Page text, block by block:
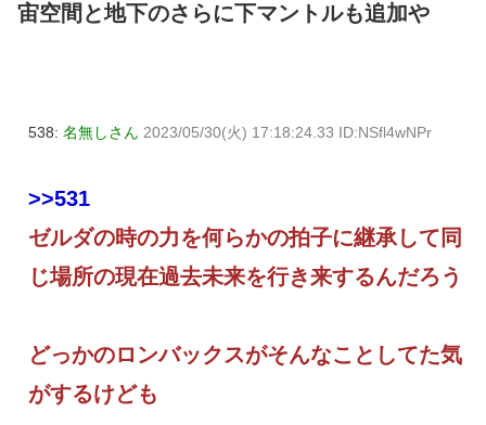
宙空間と地下のさらに下マントルも追加や
538: 名無しさん 2023/05/30(火) 17:18:24.33 ID:NSfl4wNPr
>>531
ゼルダの時の力を何らかの拍子に継承して同
じ場所の現在過去未来を行き来するんだろう
どっかのロンバックスがそんなことしてた気
がするけども